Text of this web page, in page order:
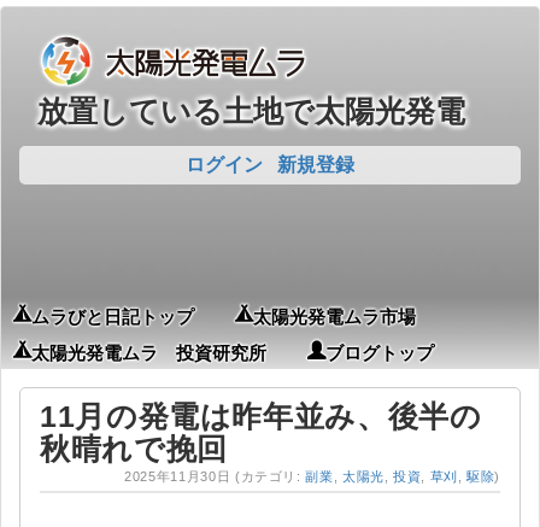
放置している土地で太陽光発電
ログイン 新規登録
ムラびと日記トップ
太陽光発電ムラ市場
太陽光発電ムラ 投資研究所
ブログトップ
11月の発電は昨年並み、後半の
秋晴れで挽回
2025年11月30日 (カテゴリ:副業 太陽光 ,投資 草刈 ,駆除)